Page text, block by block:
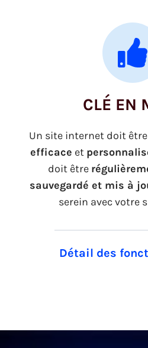
CLÉ EN
Un site internet doit être
efficace et
doit être
sauvegardé et mis à
serein avec votre
Détail des